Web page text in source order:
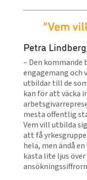
”Vem
Petra
– Den kommande
engagemang och
utbildar till de
kan för att väcka
mesta offentlig
Vem vill utbilda
att få
hela, men ändå
kasta lite ljus